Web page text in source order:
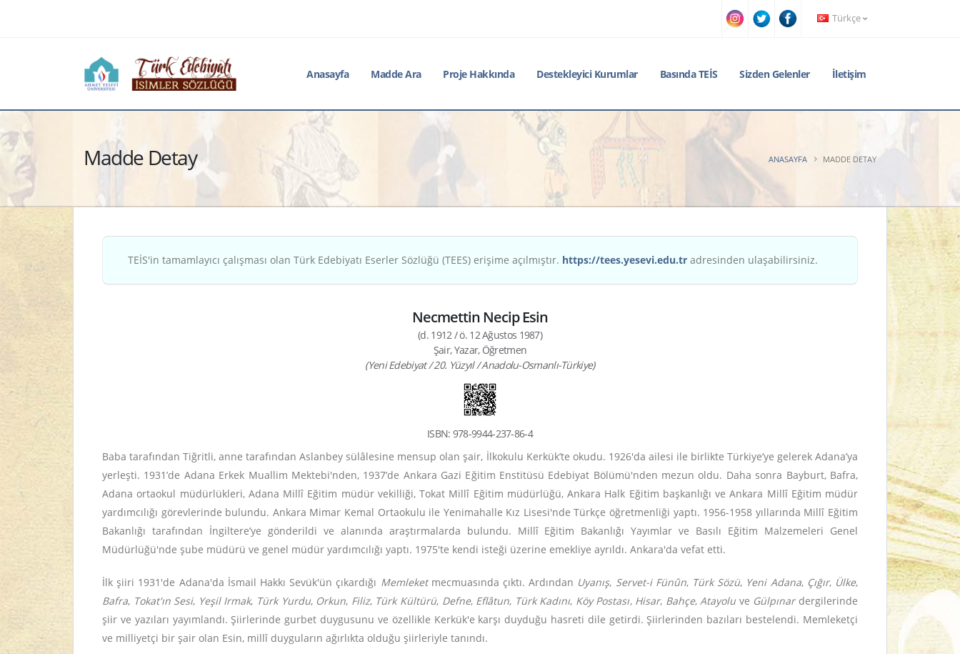
Türkçe
Anasayfa Madde Ara Proje Hakkında Destekleyici Kurumlar Basında TEİS Sizden Gelenler İletişim
Madde Detay ANASAYFA MADDE DETAY
TEİS'in tamamlayıcı çalışması olan Türk Edebiyatı Eserler Sözlüğü (TEES) erişime açılmıştır. https://tees.yesevi.edu.tr adresinden ulaşabilirsiniz.
Necmettin Necip Esin
(d. 1912 / ö. 12 Ağustos 1987)
Şair, Yazar, Öğretmen
(Yeni Edebiyat / 20. Yüzyıl / Anadolu-Osmanlı-Türkiye)
ISBN: 978-9944-237-86-4
Baba tarafından Tiğritli, anne tarafından Aslanbey sülâlesine mensup olan şair, İlkokulu Kerkük’te okudu. 1926'da ailesi ile birlikte Türkiye’ye gelerek Adana’ya
yerleşti. 1931’de Adana Erkek Muallim Mektebi'nden, 1937’de Ankara Gazi Eğitim Enstitüsü Edebiyat Bölümü'nden mezun oldu. Daha sonra Bayburt, Bafra,
Adana ortaokul müdürlükleri, Adana Millî Eğitim müdür vekilliği, Tokat Millî Eğitim müdürlüğü, Ankara Halk Eğitim başkanlığı ve Ankara Millî Eğitim müdür
yardımcılığı görevlerinde bulundu. Ankara Mimar Kemal Ortaokulu ile Yenimahalle Kız Lisesi'nde Türkçe öğretmenliği yaptı. 1956-1958 yıllarında Millî Eğitim
Bakanlığı tarafından İngiltere’ye gönderildi ve alanında araştırmalarda bulundu. Millî Eğitim Bakanlığı Yayımlar ve Basılı Eğitim Malzemeleri Genel
Müdürlüğü'nde şube müdürü ve genel müdür yardımcılığı yaptı. 1975'te kendi isteği üzerine emekliye ayrıldı. Ankara'da vefat etti.
İlk şiiri 1931'de Adana'da İsmail Hakkı Sevük'ün çıkardığı Memleketmecmuasında çıktı. Ardından Uyanış, Servet-i Fünûn, Türk Sözü, Yeni Adana, Çığır, Ülke,
Bafra, Tokat'ın Sesi, Yeşil Irmak, Türk Yurdu, Orkun, Filiz, Türk Kültürü,Defne, Eflâtun, Türk Kadını, Köy Postası, Hisar, Bahçe,Atayolu ve Gülpınar dergilerinde
şiir ve yazıları yayımlandı. Şiirlerinde gurbet duygusunu ve özellikle Kerkük'e karşı duyduğu hasreti dile getirdi. Şiirlerinden bazıları bestelendi. Memleketçi
ve milliyetçi bir şair olan Esin, millî duyguların ağırlıkta olduğu şiirleriyle tanındı.